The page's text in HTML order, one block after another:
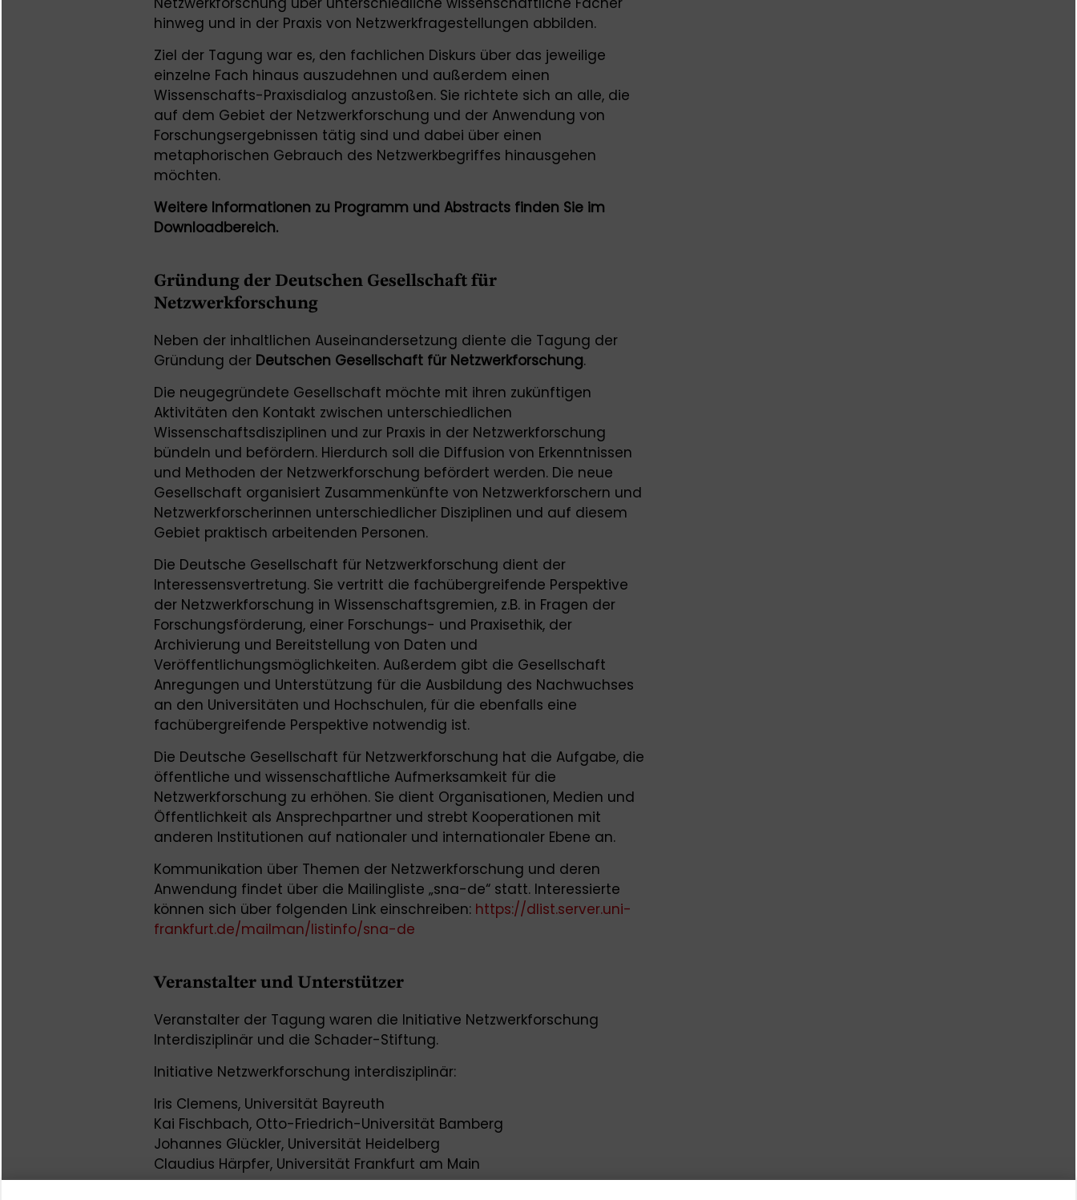
hinweg und in der Praxis von Netzwerkfragestellungen abbilden.
Ziel der Tagung war es, den fachlichen Diskurs über das jeweilige
einzelne Fach hinaus auszudehnen und außerdem einen
Wissenschafts-Praxisdialog anzustoßen. Sie richtete sich an alle, die
auf dem Gebiet der Netzwerkforschung und der Anwendung von
Forschungsergebnissen tätig sind und dabei über einen
metaphorischen Gebrauch des Netzwerkbegriffes hinausgehen
möchten.
Weitere Informationen zu Programm und Abstracts finden Sie im
Downloadbereich.
Gründung der Deutschen Gesellschaft für
Netzwerkforschung
Neben der inhaltlichen Auseinandersetzung diente die Tagung der
Gründung der Deutschen Gesellschaft für Netzwerkforschung.
Die neugegründete Gesellschaft möchte mit ihren zukünftigen
Aktivitäten den Kontakt zwischen unterschiedlichen
Wissenschaftsdisziplinen und zur Praxis in der Netzwerkforschung
bündeln und befördern. Hierdurch soll die Diffusion von Erkenntnissen
und Methoden der Netzwerkforschung befördert werden. Die neue
Gesellschaft organisiert Zusammenkünfte von Netzwerkforschern und
Netzwerkforscherinnen unterschiedlicher Disziplinen und auf diesem
Gebiet praktisch arbeitenden Personen.
Die Deutsche Gesellschaft für Netzwerkforschung dient der
Interessensvertretung. Sie vertritt die fachübergreifende Perspektive
der Netzwerkforschung in Wissenschaftsgremien, z.B. in Fragen der
Forschungsförderung, einer Forschungs- und Praxisethik, der
Archivierung und Bereitstellung von Daten und
Veröffentlichungsmöglichkeiten. Außerdem gibt die Gesellschaft
Anregungen und Unterstützung für die Ausbildung des Nachwuchses
an den Universitäten und Hochschulen, für die ebenfalls eine
fachübergreifende Perspektive notwendig ist.
Die Deutsche Gesellschaft für Netzwerkforschung hat die Aufgabe, die
öffentliche und wissenschaftliche Aufmerksamkeit für die
Netzwerkforschung zu erhöhen. Sie dient Organisationen, Medien und
Öffentlichkeit als Ansprechpartner und strebt Kooperationen mit
anderen Institutionen auf nationaler und internationaler Ebene an.
Kommunikation über Themen der Netzwerkforschung und deren
Anwendung findet über die Mailingliste „sna-de“ statt. Interessierte
können sich über folgenden Link einschreiben: https://dlist.server.uni-
frankfurt.de/mailman/listinfo/sna-de
Veranstalter und Unterstützer
Veranstalter der Tagung waren die Initiative Netzwerkforschung
Interdisziplinär und die Schader-Stiftung.
Initiative Netzwerkforschung interdisziplinär:
Iris Clemens, Universität Bayreuth
Kai Fischbach, Otto-Friedrich-Universität Bamberg
Johannes Glückler, Universität Heidelberg
Claudius Härpfer, Universität Frankfurt am Main
Roger Häußling, RWTH Aachen University